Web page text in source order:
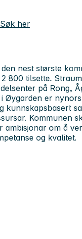
Søk her
nest største
800 tilsette.
på Rong,
Øygarden er
kunnskapsbasert
Kommunen
ambisjonar om å
og kvalitet.